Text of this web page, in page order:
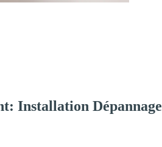
Installation Dépannage